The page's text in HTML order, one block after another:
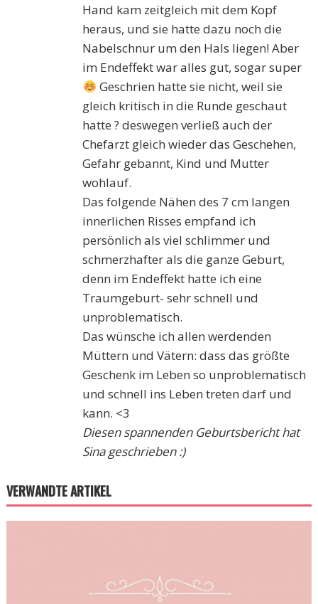
Hand kam zeitgleich mit dem Kopf
heraus, und sie hatte dazu noch die
Nabelschnur um den Hals liegen! Aber
im Endeffekt war alles gut, sogar super
Geschrien hatte sie nicht, weil sie
gleich kritisch in die Runde geschaut
hatte ? deswegen verließ auch der
Chefarzt gleich wieder das Geschehen,
Gefahr gebannt, Kind und Mutter
wohlauf.
Das folgende Nähen des 7 cm langen
innerlichen Risses empfand ich
persönlich als viel schlimmer und
schmerzhafter als die ganze Geburt,
denn im Endeffekt hatte ich eine
Traumgeburt- sehr schnell und
unproblematisch.
Das wünsche ich allen werdenden
Müttern und Vätern: dass das größte
Geschenk im Leben so unproblematisch
und schnell ins Leben treten darf und
kann. <3
Diesen spannenden Geburtsbericht hat
Sina geschrieben :)
VERWANDTE ARTIKEL